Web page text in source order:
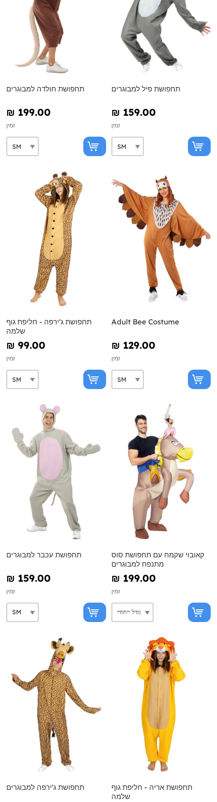
תחפושת חולדה למבוגרים
₪‎ 199.00
זמין
תחפושת פיל למבוגרים
₪‎ 159.00
זמין
תחפושת ג'ירפה - חליפת גוף
שלמה
₪‎ 99.00
זמין
Adult Bee Costume
₪‎ 129.00
זמין
תחפושת עכבר למבוגרים
₪‎ 159.00
זמין
קאובוי שקמח עם תחפושת סוס
מתנפח למבוגרים
₪‎ 199.00
זמין
תחפושת ג'ירפה למבוגרים
תחפושת אריה - חליפת גוף
שלמה